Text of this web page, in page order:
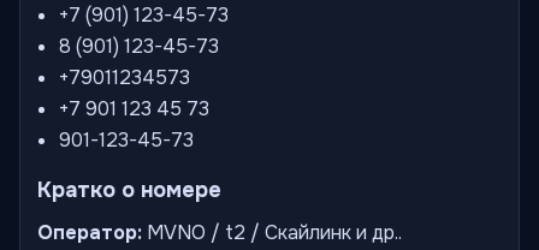
+7 (901) 123-45-73
8 (901) 123-45-73
+79011234573
+7 901 123 45 73
901-123-45-73
Кратко о номере
Оператор: MVNO / t2 / Скайлинк и др..